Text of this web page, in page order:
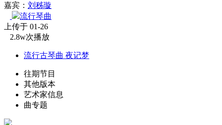
嘉宾： 刘秭璇
流行琴曲
上传于 01-26
2.8w次播放
流行古琴曲 夜记梦
往期节目
其他版本
艺术家信息
曲专题